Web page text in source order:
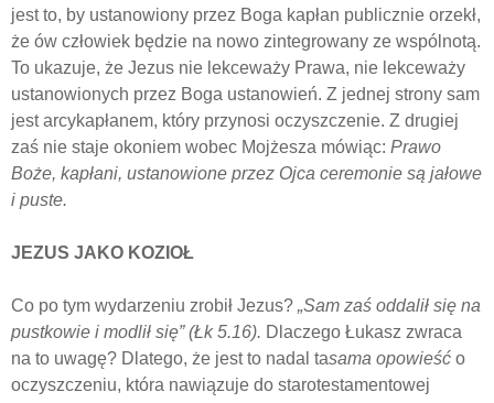
jest to, by ustanowiony przez Boga kapłan publicznie orzekł,
że ów człowiek będzie na nowo zintegrowany ze wspólnotą.
To ukazuje, że Jezus nie lekceważy Prawa, nie lekceważy
ustanowionych przez Boga ustanowień. Z jednej strony sam
jest arcykapłanem, który przynosi oczyszczenie. Z drugiej
zaś nie staje okoniem wobec Mojżesza mówiąc: Prawo
Boże, kapłani, ustanowione przez Ojca ceremonie są jałowe
i puste.
JEZUS JAKO KOZIOŁ
Co po tym wydarzeniu zrobił Jezus? „Sam zaś oddalił się na
pustkowie i modlił się” (Łk 5.16). Dlaczego Łukasz zwraca
na to uwagę? Dlatego, że jest to nadal tasama opowieść o
oczyszczeniu, która nawiązuje do starotestamentowej